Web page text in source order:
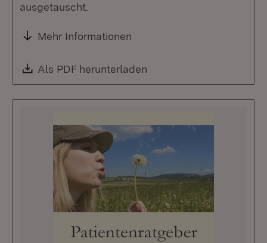
ausgetauscht.
Mehr Informationen
Download:
Als PDF herunterladen